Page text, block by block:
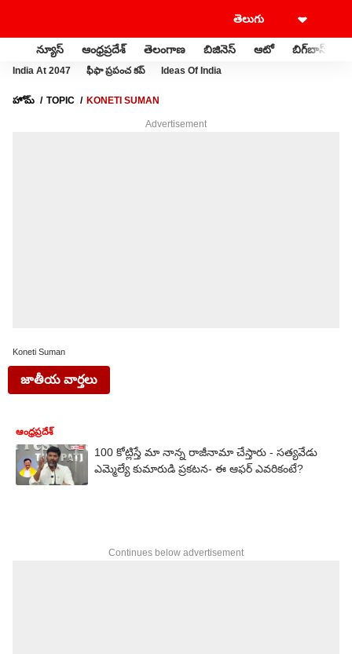
న్యూస్ ఆంధ్రప్రదేశ్ తెలంగాణ బిజినెస్ ఆటో బిగ్‌బాస్
India At 2047 ఫీఫా ప్రపంచ కప్ Ideas Of India
హోమ్ TOPIC KONETI SUMAN
Advertisement
Koneti Suman
జాతీయ వార్తలు
ఆంధ్రప్రదేశ్
100 కోట్లిస్తే మా నాన్న రాజీనామా చేస్తారు - సత్యవేడు
ఎమ్మెల్యే కుమారుడి ప్రకటన- ఈ ఆఫర్ ఎవరికంటే?
Continues below advertisement